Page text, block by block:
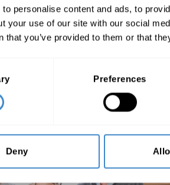
personalise content and ads, to
your use of our site with our social
that you’ve provided to them or that
Preferences
Deny
en la distribución de soluciones de
Manager para reforzar el equipo
de nuestro crecimiento!